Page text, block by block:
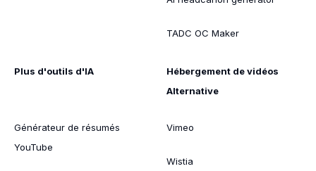
TADC OC Maker
Plus d'outils d'IA
Générateur de résumés
YouTube
Hébergement de vidéos
Alternative
Vimeo
Wistia